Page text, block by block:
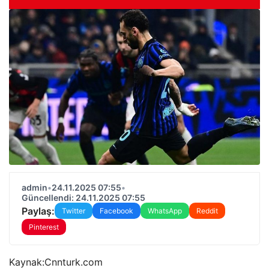
admin•24.11.2025 07:55•
Güncellendi: 24.11.2025 07:55
Paylaş: Twitter Facebook WhatsApp
Reddit
Pinterest
Kaynak:Cnnturk.com